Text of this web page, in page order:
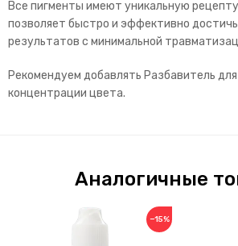
Все пигменты имеют уникальную
позволяет быстро и эффективно
результатов с минимальной
Рекомендуем добавлять Разбавитель
концентрации цвета.
Аналогичные
−15%